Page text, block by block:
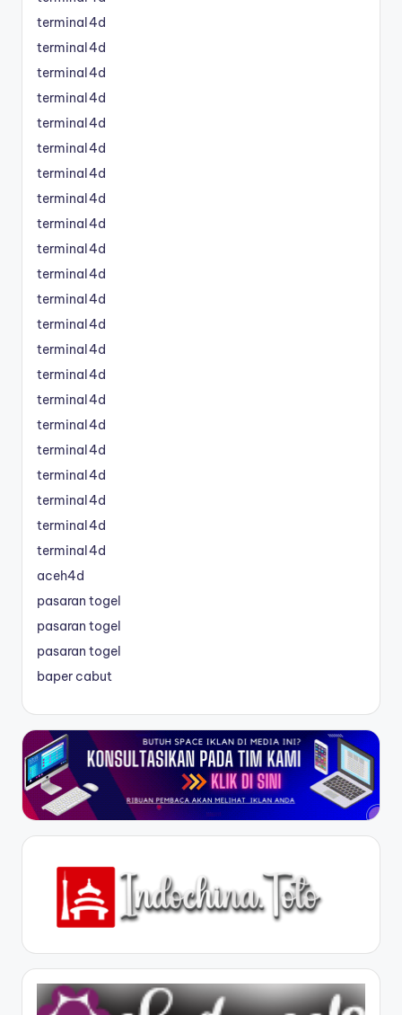
terminal4d
terminal4d
terminal4d
terminal4d
terminal4d
terminal4d
terminal4d
terminal4d
terminal4d
terminal4d
terminal4d
terminal4d
terminal4d
terminal4d
terminal4d
terminal4d
terminal4d
terminal4d
terminal4d
terminal4d
terminal4d
terminal4d
aceh4d
pasaran togel
pasaran togel
pasaran togel
baper cabut